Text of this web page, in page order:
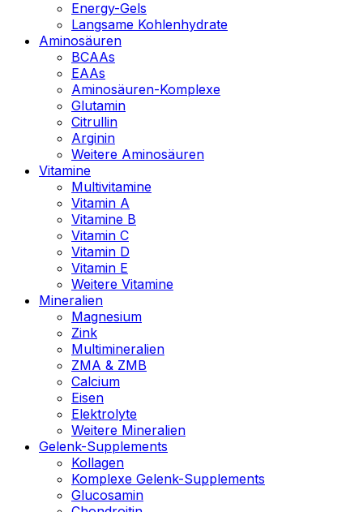
Energy-Gels
Langsame Kohlenhydrate
Aminosäuren
BCAAs
EAAs
Aminosäuren-Komplexe
Glutamin
Citrullin
Arginin
Weitere Aminosäuren
Vitamine
Multivitamine
Vitamin A
Vitamine B
Vitamin C
Vitamin D
Vitamin E
Weitere Vitamine
Mineralien
Magnesium
Zink
Multimineralien
ZMA & ZMB
Calcium
Eisen
Elektrolyte
Weitere Mineralien
Gelenk-Supplements
Kollagen
Komplexe Gelenk-Supplements
Glucosamin